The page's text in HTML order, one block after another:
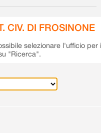
CIV. DI FROSINONE
selezionare l'ufficio
"Ricerca".